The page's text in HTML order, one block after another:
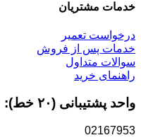
خدمات مشتریان
درخواست تعمیر
خدمات پس از فروش
سوالات متداول
راهنمای خرید
واحد پشتیبانی (۲۰ خط):
02167953